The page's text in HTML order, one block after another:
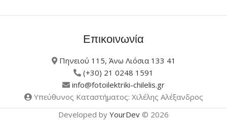
Επικοινωνία
Πηνειού 115, Άνω Λιόσια 133 41
(+30) 21 0248 1591
info@fotoilektriki-chilelis.gr
Υπεύθυνος Καταστήματος: Χιλέλης Αλέξανδρος
Developed by YourDev © 2026